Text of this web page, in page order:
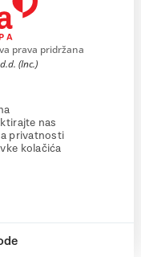
prava pridržana
(Inc.)
nas
privatnosti
kolačića